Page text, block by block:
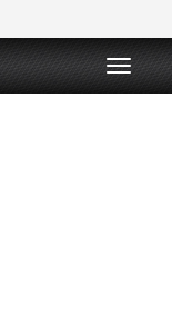
T
o
g